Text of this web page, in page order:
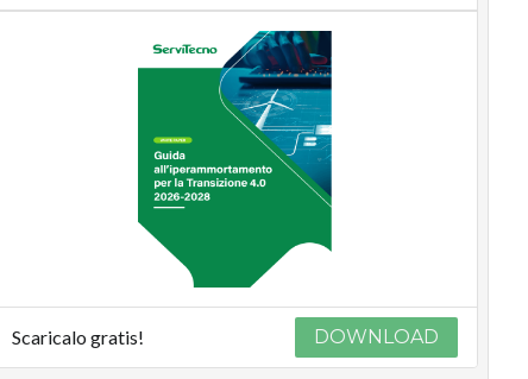
Scaricalo gratis! DOWNLOAD